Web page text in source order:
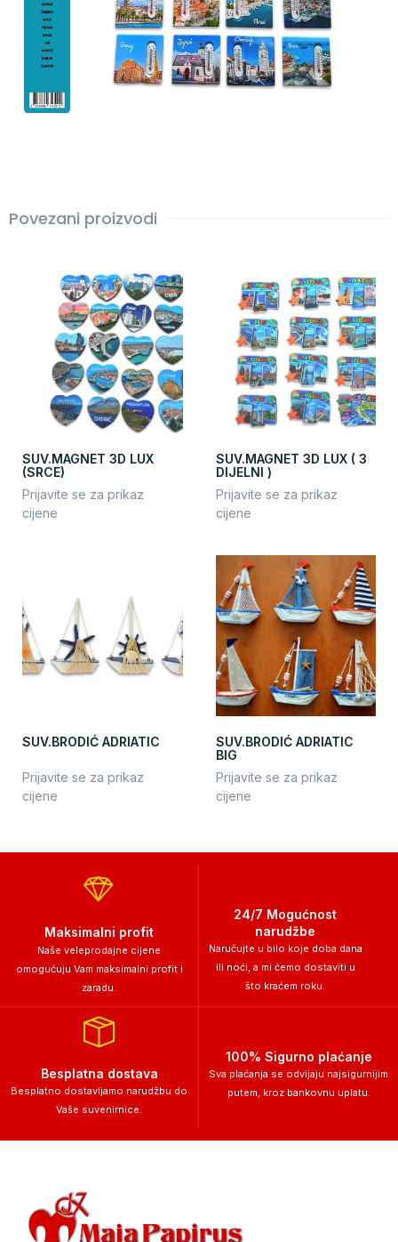
Povezani proizvodi
SUV.MAGNET 3D LUX
(SRCE)
Prijavite se za prikaz
cijene
SUV.MAGNET 3D LUX ( 3
DIJELNI )
Prijavite se za prikaz
cijene
SUV.BRODIĆ ADRIATIC
Prijavite se za prikaz
cijene
SUV.BRODIĆ ADRIATIC
BIG
Prijavite se za prikaz
cijene
Maksimalni profit
Naše veleprodajne cijene
omogućuju Vam maksimalni profit i
zaradu.
24/7 Mogućnost
narudžbe
Naručujte u bilo koje doba dana
ili noći, a mi ćemo dostaviti u
što kraćem roku.
Besplatna dostava
Besplatno dostavljamo narudžbu do
Vaše suvenirnice.
100% Sigurno plaćanje
Sva plaćanja se odvijaju najsigurnijim
putem, kroz bankovnu uplatu.